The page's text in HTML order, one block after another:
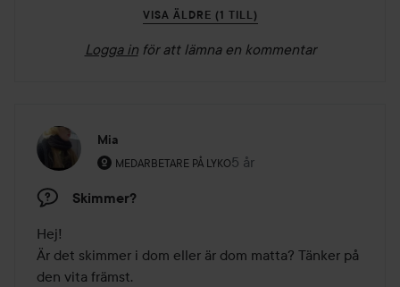
VISA ÄLDRE (1 TILL)
Logga in för att lämna en kommentar
Mia
MEDARBETARE PÅ LYKO
Användarens roll: Medarbetare på Lyko.
5 år
Inlägget skapades 5 år
Skimmer?
Hej!
Är det skimmer i dom eller är dom matta? Tänker på
den vita främst.